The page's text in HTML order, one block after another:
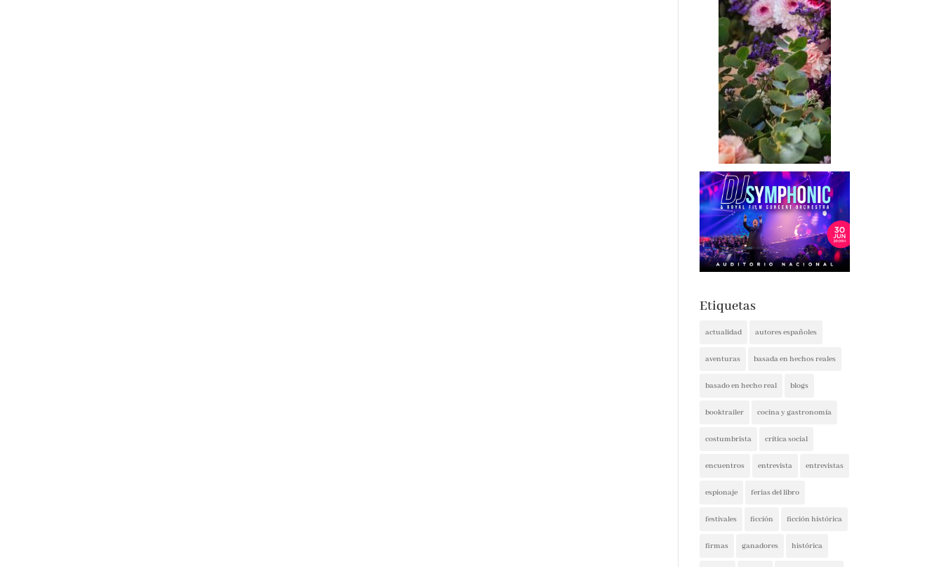
Etiquetas
actualidad autores españoles
aventuras basada en hechos reales
basado en hecho real blogs
booktrailer cocina y gastronomía
costumbrista crítica social
encuentros entrevista entrevistas
espionaje ferias del libro
festivales ficción ficción histórica
firmas ganadores histórica